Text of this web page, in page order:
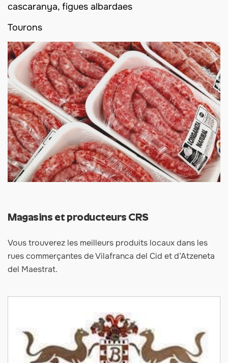
cascaranya, figues albardaes
Tourons
Magasins et producteurs CRS
Vous trouverez les meilleurs produits locaux dans les
rues commerçantes de Vilafranca del Cid et d’Atzeneta
del Maestrat.